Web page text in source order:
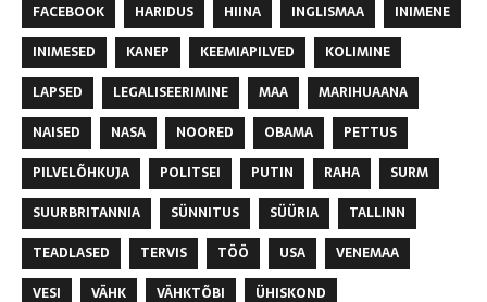
FACEBOOK
HARIDUS HIINA INGLISMAA
INIMENE
INIMESED
KANEP KEEMIAPILVED
KOLIMINE
LAPSED
LEGALISEERIMINE MAA
MARIHUAANA
NAISED
NASA NOORED OBAMA
PETTUS
PILVELÕHKUJA
POLITSEI PUTIN RAHA
SURM
SUURBRITANNIA
SÜNNITUS SÜÜRIA
TALLINN
TEADLASED
TERVIS TÖÖ USA
VENEMAA
VESI
VÄHK VÄHKTÕBI ÜHISKOND